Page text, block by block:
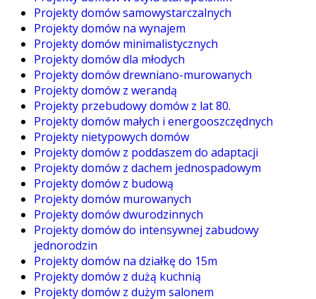
Projekty domów samowystarczalnych
Projekty domów na wynajem
Projekty domów minimalistycznych
Projekty domów dla młodych
Projekty domów drewniano-murowanych
Projekty domów z werandą
Projekty przebudowy domów z lat 80.
Projekty domów małych i energooszczędnych
Projekty nietypowych domów
Projekty domów z poddaszem do adaptacji
Projekty domów z dachem jednospadowym
Projekty domów z budową
Projekty domów murowanych
Projekty domów dwurodzinnych
Projekty domów do intensywnej zabudowy
jednorodzin
Projekty domów na działkę do 15m
Projekty domów z dużą kuchnią
Projekty domów z dużym salonem